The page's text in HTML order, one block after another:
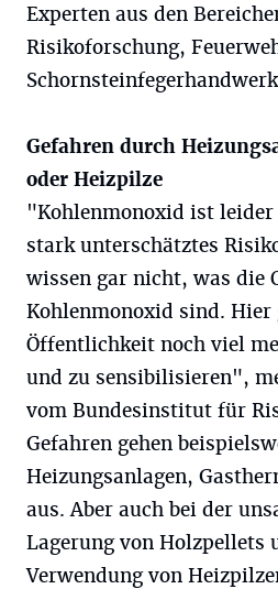
Experten aus den
Risikoforschung,
Gefahren durch
oder Heizpilze
"Kohlenmonoxid ist
stark unterschätztes
wissen gar nicht, was die
Kohlenmonoxid sind.
Öffentlichkeit noch viel
und zu sensibilisieren",
vom Bundesinstitut für
Gefahren gehen
Heizungsanlagen,
aus. Aber auch bei der
Lagerung von Holzpellets
Verwendung von